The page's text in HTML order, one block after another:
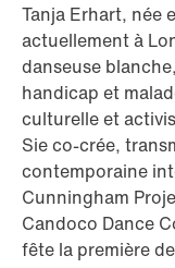
Tanja Erhart, née
actuellement à
danseuse
handicap et
culturelle et
Sie co-crée,
contemporaine
Cunningham
Candoco Dance
fête la première